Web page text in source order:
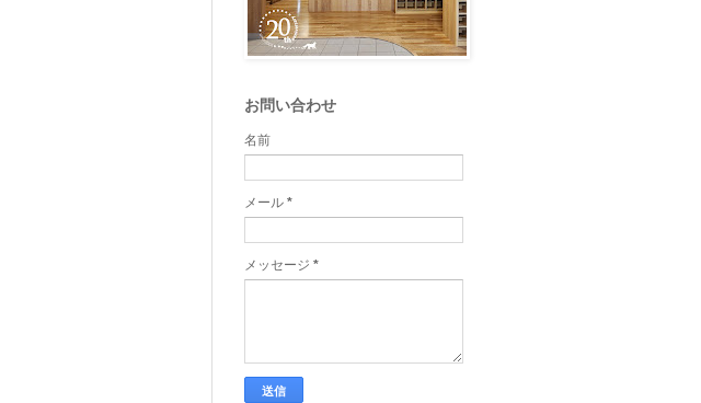
お問い合わせ
名前
メール *
メッセージ *